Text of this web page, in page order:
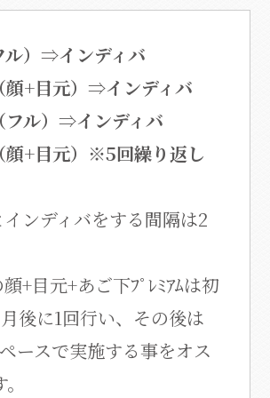
ル）⇒インディバ
（顔+目元）⇒インディバ
（フル）⇒インディバ
（顔+目元）※5回繰り返し
ンディバをする間隔は2
+目元+あご下ﾌﾟﾚﾐｱﾑは初
後に1回行い、その後は
ースで実施する事をオス